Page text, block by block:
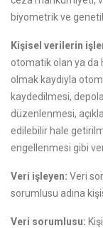
biyometrik ve
Kişisel verilerin
otomatik olan ya da
olmak kaydıyla
kaydedilmesi,
düzenlenmesi,
edilebilir hale
engellenmesi gibi
Veri işleyen: Veri
sorumlusu adına
Veri sorumlusu: